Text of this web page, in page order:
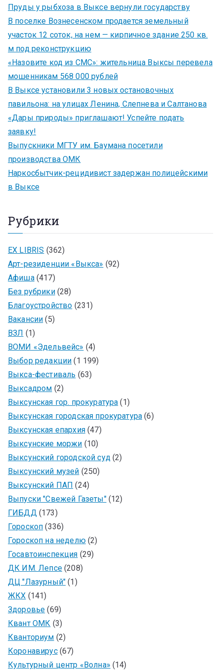
Пруды у рыбхоза в Выксе вернули государству
В поселке Вознесенском продается земельный
участок 12 соток, на нем — кирпичное здание 250 кв.
м под реконструкцию
«Назовите код из СМС»: жительница Выксы перевела
мошенникам 568 000 рублей
В Выксе установили 3 новых остановочных
павильона: на улицах Ленина, Слепнева и Салтанова
«Дары природы» приглашают! Успейте подать
заявку!
Выпускники МГТУ им. Баумана посетили
производства ОМК
Наркосбытчик-рецидивист задержан полицейскими
в Выксе
Рубрики
EX LIBRIS (362)
Арт-резиденции «Выкса» (92)
Афиша(417)
Без рубрики(28)
Благоустройство (231)
Вакансии (5)
ВЗЛ (1)
ВОМИ «Эдельвейс» (4)
Выбор редакции (1 199)
Выкса-фестиваль (63)
Выксадром (2)
Выксунская гор. прокуратура (1)
Выксунская городская прокуратура (6)
Выксунская епархия(47)
Выксунские моржи (10)
Выксунский городской суд (2)
Выксунский музей (250)
Выксунский ПАП (24)
Выпуски "Свежей Газеты"(12)
ГИБДД (173)
Гороскоп (336)
Гороскоп на неделю(2)
Госавтоинспекция (29)
ДК ИМ. Лепсе(208)
ДЦ "Лазурный" (1)
ЖКХ (141)
Здоровье (69)
Квант ОМК (3)
Кванториум (2)
Коронавирус(67)
Культурный центр «Волна» (14)